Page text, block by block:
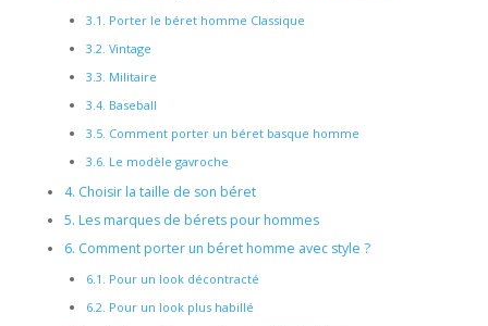
3.1. Porter le béret homme Classique
3.2. Vintage
3.3. Militaire
3.4. Baseball
3.5. Comment porter un béret basque homme
3.6. Le modèle gavroche
4. Choisir la taille de son béret
5. Les marques de bérets pour hommes
6. Comment porter un béret homme avec style ?
6.1. Pour un look décontracté
6.2. Pour un look plus habillé